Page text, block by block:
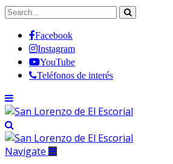
Facebook
Instagram
YouTube
Teléfonos de interés
Navigate